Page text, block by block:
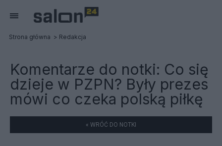
Strona główna Redakcja
Komentarze do notki: Co się
dzieje w PZPN? Były prezes
mówi co czeka polską piłkę
« WRÓĆ DO NOTKI